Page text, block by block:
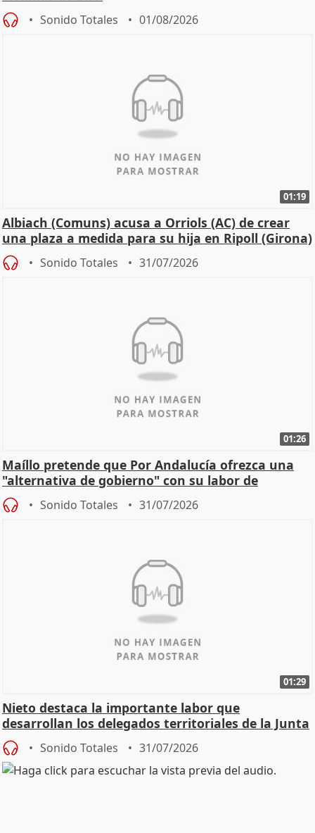
Sonido Totales 01/08/2026
01:19
Albiach (Comuns) acusa a Orriols (AC) de crear
una plaza a medida para su hija en Ripoll (Girona)
Sonido Totales 31/07/2026
01:26
Maíllo pretende que Por Andalucía ofrezca una
"alternativa de gobierno" con su labor de
oposición
Sonido Totales 31/07/2026
01:29
Nieto destaca la importante labor que
desarrollan los delegados territoriales de la Junta
Sonido Totales 31/07/2026